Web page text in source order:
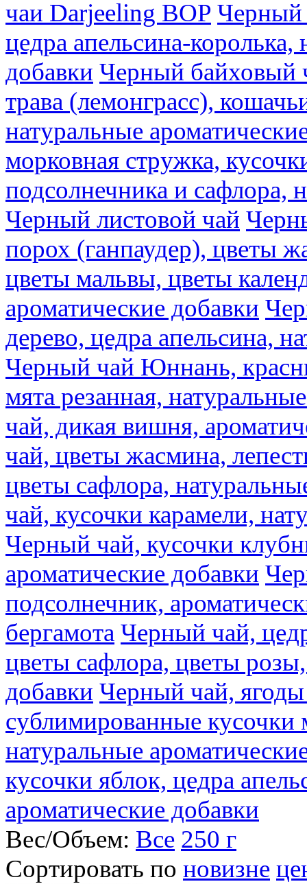
чаи Darjeeling BOP Черный
цедра апельсина-
добавки Черный байховый
трава (лемонграсс),
натуральные
морковная стружка,
подсолнечника и сафлора,
Черный листовой чай
порох (ганпаудер), цветы
цветы мальвы, цветы
ароматические добавки
дерево, цедра апельсина,
Черный чай Юннань,
мята резанная,
чай, дикая вишня,
чай, цветы жасмина,
цветы сафлора,
чай, кусочки карамели,
Черный чай, кусочки
ароматические добавки
подсолнечник,
бергамота Черный чай,
цветы сафлора, цветы
добавки Черный чай,
сублимированные
натуральные
кусочки яблок, цедра
ароматические добавки
Вес/Объем: Все 250 г
Сортировать по новизне